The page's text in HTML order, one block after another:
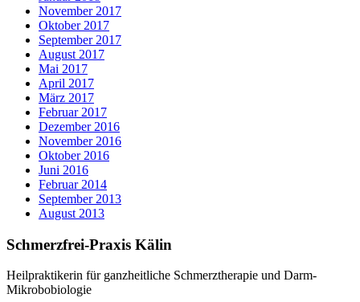
November 2017
Oktober 2017
September 2017
August 2017
Mai 2017
April 2017
März 2017
Februar 2017
Dezember 2016
November 2016
Oktober 2016
Juni 2016
Februar 2014
September 2013
August 2013
Schmerzfrei-Praxis Kälin
Heilpraktikerin für ganzheitliche Schmerztherapie und Darm-
Mikrobobiologie